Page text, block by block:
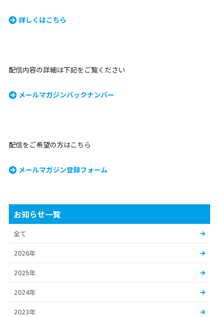
詳しくはこちら
配信内容の詳細は下記をご覧ください
メールマガジンバックナンバー
配信をご希望の方はこちら
メールマガジン登録フォーム
お知らせ一覧
全て
2026年
2025年
2024年
2023年